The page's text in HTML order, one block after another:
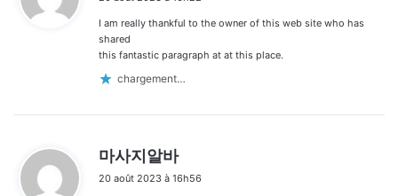
t
I am really thankful to the owner of this web site who has
shared
this fantastic paragraph at at this place.
chargement…
마사지알바
t
20 août 2023 à 16h56